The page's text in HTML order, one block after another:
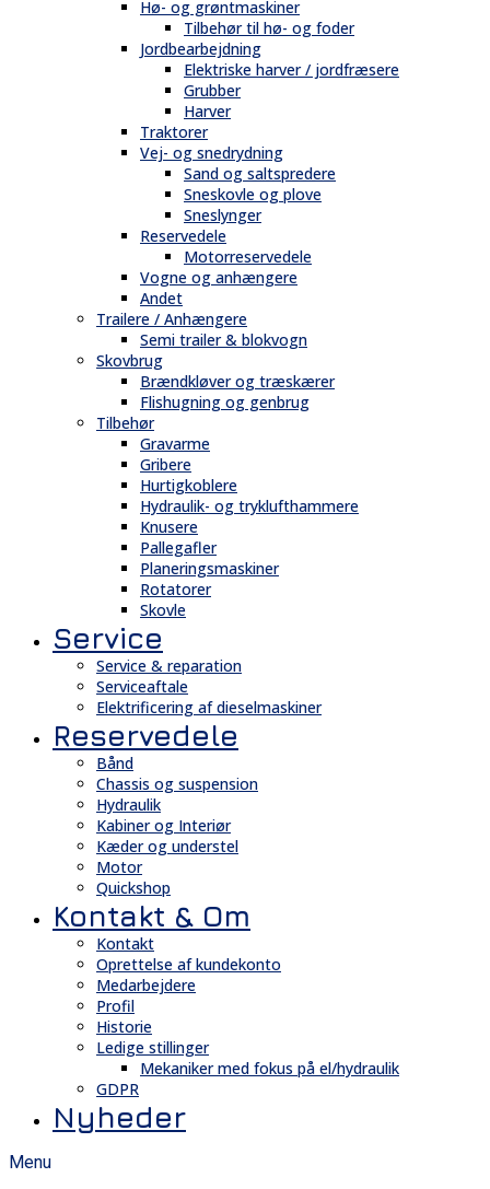
Hø- og grøntmaskiner
Tilbehør til hø- og foder
Jordbearbejdning
Elektriske harver / jordfræsere
Grubber
Harver
Traktorer
Vej- og snedrydning
Sand og saltspredere
Sneskovle og plove
Sneslynger
Reservedele
Motorreservedele
Vogne og anhængere
Andet
Trailere / Anhængere
Semi trailer & blokvogn
Skovbrug
Brændkløver og træskærer
Flishugning og genbrug
Tilbehør
Gravarme
Gribere
Hurtigkoblere
Hydraulik- og tryklufthammere
Knusere
Pallegafler
Planeringsmaskiner
Rotatorer
Skovle
Service
Service & reparation
Serviceaftale
Elektrificering af dieselmaskiner
Reservedele
Bånd
Chassis og suspension
Hydraulik
Kabiner og Interiør
Kæder og understel
Motor
Quickshop
Kontakt & Om
Kontakt
Oprettelse af kundekonto
Medarbejdere
Profil
Historie
Ledige stillinger
Mekaniker med fokus på el/hydraulik
GDPR
Nyheder
Menu